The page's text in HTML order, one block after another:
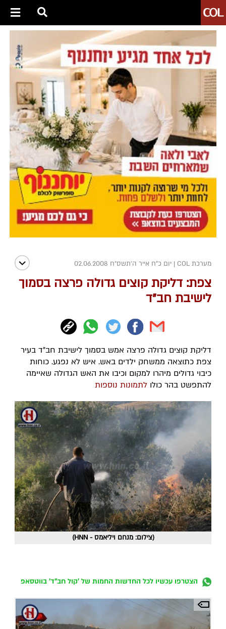
מערכת COL | יום כ"ח אייר ה׳תשס״ח 02.06.2008
צפת: דליקת קוצים גדולה פרצה בסמוך
לישיבת חב"ד
דליקת קוצים גדולה פרצה אמש בסמוך לישיבת חב"ד בעיר
צפת כתוצאה ממשחק ילדים באש. איש לא נפגע. כוחות
כיבוי גדולים מיהרו למקום וכיבו את האש הגדולה שאיימה
להתפשט בהר כולו לתמונות נוספות
(צילום: מנחם ויליאמס - HNN)
הצטרפו עכשיו לכל החדשות החמות של 'קול חב"ד' בווטסאפ